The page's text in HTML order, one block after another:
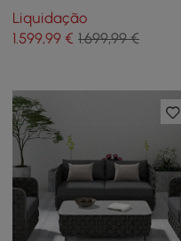
corda tecida de 6 peças
em branco quente
Liquidação
1.599,99 € 1.699,99 €